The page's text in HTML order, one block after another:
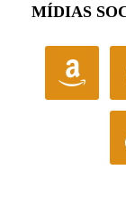
MÍDIAS